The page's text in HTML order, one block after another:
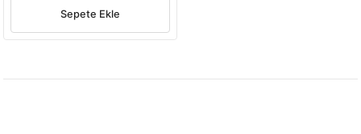
Sepete Ekle